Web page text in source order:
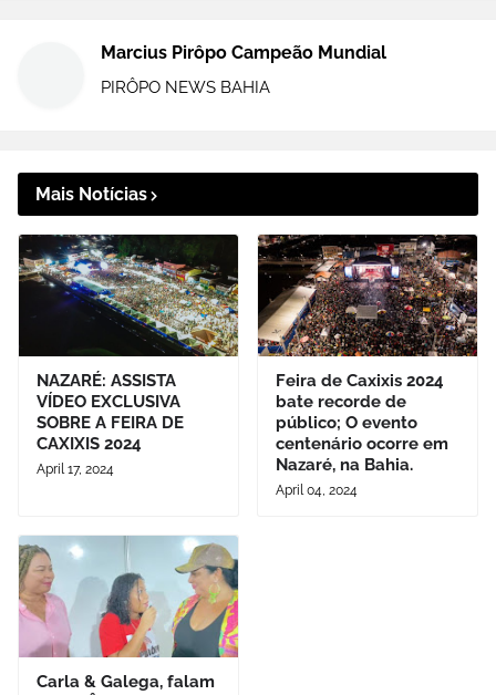
Marcius Pirôpo Campeão Mundial
PIRÔPO NEWS BAHIA
Mais Notícias
NAZARÉ: ASSISTA
VÍDEO EXCLUSIVA
SOBRE A FEIRA DE
CAXIXIS 2024
April 17, 2024
Feira de Caxixis 2024
bate recorde de
público; O evento
centenário ocorre em
Nazaré, na Bahia.
April 04, 2024
Carla & Galega, falam